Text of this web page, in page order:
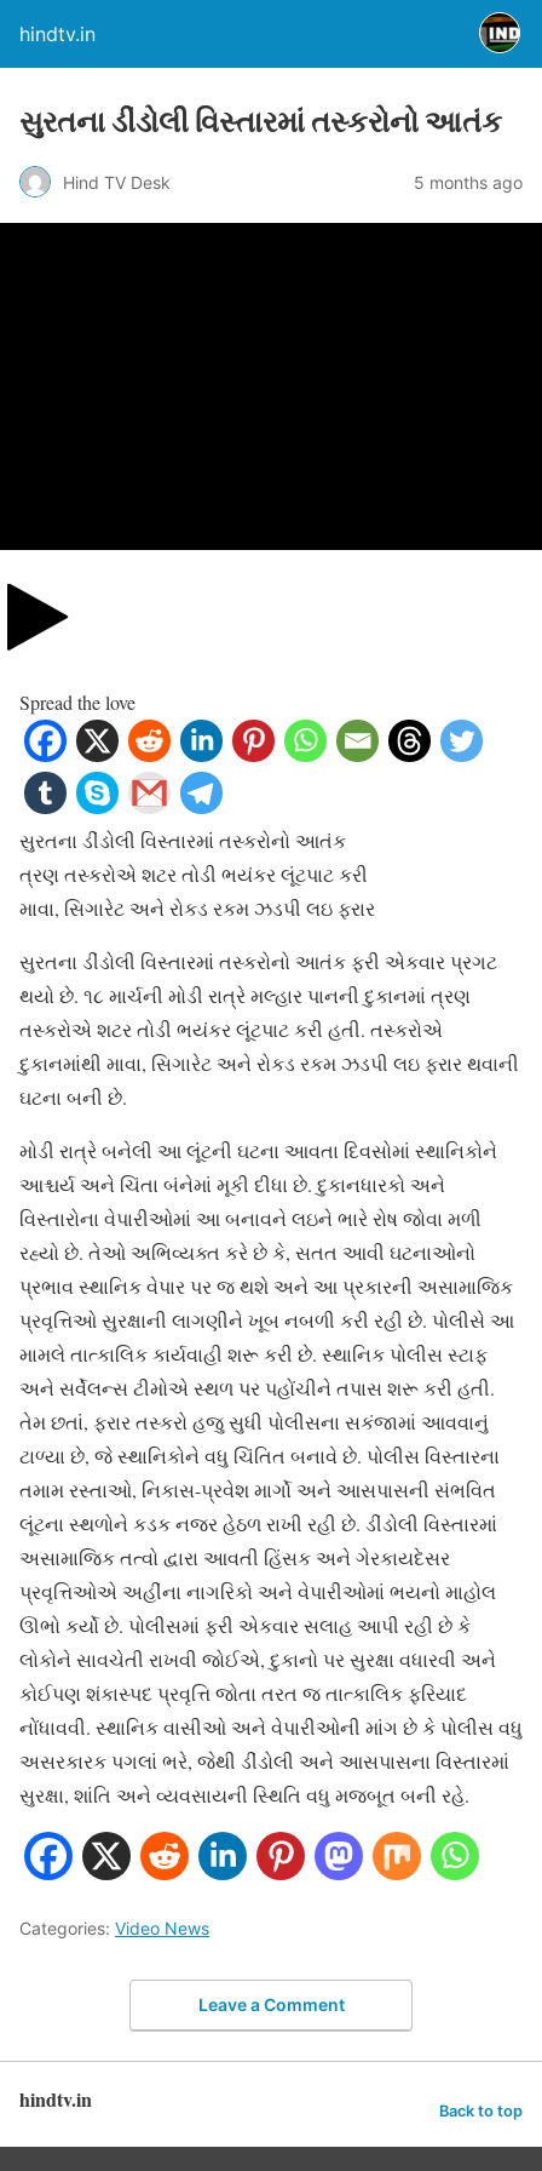
hindtv.in
સુરતના ડીંડોલી વિસ્તારમાં તસ્કરોનો આતંક
Hind TV Desk 5 months ago
Spread the love
સુરતના ડીંડોલી વિસ્તારમાં તસ્કરોનો આતંક
ત્રણ તસ્કરોએ શટર તોડી ભયંકર લૂંટપાટ કરી
માવા, સિગારેટ અને રોકડ રકમ ઝડપી લઇ ફરાર
સુરતના ડીંડોલી વિસ્તારમાં તસ્કરોનો આતંક ફરી એકવાર પ્રગટ
થયો છે. ૧૮ માર્ચની મોડી રાત્રે મલ્હાર પાનની દુકાનમાં ત્રણ
તસ્કરોએ શટર તોડી ભયંકર લૂંટપાટ કરી હતી. તસ્કરોએ
દુકાનમાંથી માવા, સિગારેટ અને રોકડ રકમ ઝડપી લઇ ફરાર થવાની
ઘટના બની છે.
મોડી રાત્રે બનેલી આ લૂંટની ઘટના આવતા દિવસોમાં સ્થાનિકોને
આશ્ચર્ય અને ચિંતા બંનેમાં મૂકી દીધા છે. દુકાનધારકો અને
વિસ્તારોના વેપારીઓમાં આ બનાવને લઇને ભારે રોષ જોવા મળી
રહ્યો છે. તેઓ અભિવ્યક્ત કરે છે કે, સતત આવી ઘટનાઓનો
પ્રભાવ સ્થાનિક વેપાર પર જ થશે અને આ પ્રકારની અસામાજિક
પ્રવૃત્તિઓ સુરક્ષાની લાગણીને ખૂબ નબળી કરી રહી છે. પોલીસે આ
મામલે તાત્કાલિક કાર્યવાહી શરૂ કરી છે. સ્થાનિક પોલીસ સ્ટાફ
અને સર્વેલન્સ ટીમોએ સ્થળ પર પહોંચીને તપાસ શરૂ કરી હતી.
તેમ છતાં, ફરાર તસ્કરો હજુ સુધી પોલીસના સકંજામાં આવવાનું
ટાળ્યા છે, જે સ્થાનિકોને વધુ ચિંતિત બનાવે છે. પોલીસ વિસ્તારના
તમામ રસ્તાઓ, નિકાસ-પ્રવેશ માર્ગો અને આસપાસની સંભવિત
લૂંટના સ્થળોને કડક નજર હેઠળ રાખી રહી છે. ડીંડોલી વિસ્તારમાં
અસામાજિક તત્વો દ્વારા આવતી હિંસક અને ગેરકાયદેસર
પ્રવૃત્તિઓએ અહીંના નાગરિકો અને વેપારીઓમાં ભયનો માહોલ
ઊભો કર્યો છે. પોલીસમાં ફરી એકવાર સલાહ આપી રહી છે કે
લોકોને સાવચેતી રાખવી જોઈએ, દુકાનો પર સુરક્ષા વધારવી અને
કોઈપણ શંકાસ્પદ પ્રવૃત્તિ જોતા તરત જ તાત્કાલિક ફરિયાદ
નોંધાવવી. સ્થાનિક વાસીઓ અને વેપારીઓની માંગ છે કે પોલીસ વધુ
અસરકારક પગલાં ભરે, જેથી ડીંડોલી અને આસપાસના વિસ્તારમાં
સુરક્ષા, શાંતિ અને વ્યવસાયની સ્થિતિ વધુ મજબૂત બની રહે.
Categories: Video News
Leave a Comment
hindtv.in Back to top